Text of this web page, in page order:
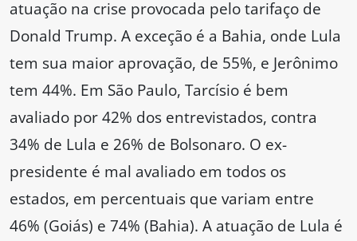
atuação na crise provocada pelo tarifaço de
Donald Trump. A exceção é a Bahia, onde Lula
tem sua maior aprovação, de 55%, e Jerônimo
tem 44%. Em São Paulo, Tarcísio é bem
avaliado por 42% dos entrevistados, contra
34% de Lula e 26% de Bolsonaro. O ex-
presidente é mal avaliado em todos os
estados, em percentuais que variam entre
46% (Goiás) e 74% (Bahia). A atuação de Lula é